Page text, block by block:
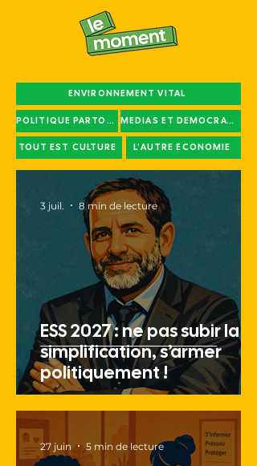
ENVIRONNEMENT VITAL
POLITIQUE PARTOUT MÉDIAS ET DÉMOCRATIE
TOUT EST CULTURE L’AUTRE ÉCONOMIE
ESS 2027 : ne pas subir la
simplification, s’armer
politiquement !
3 juil. 8 min de lecture
27 juin 5 min de lecture